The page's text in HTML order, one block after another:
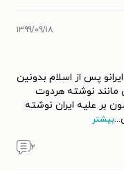
۱۳۹۹/۰۹/۱۸
پس از اسلام بدونین
مانند نوشته هردوت
بر علیه ایران نوشته
...بیشتر
۲